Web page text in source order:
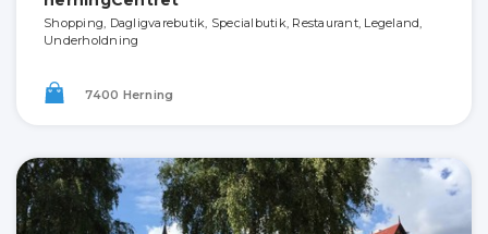
Shopping, Dagligvarebutik, Specialbutik, Restaurant, Legeland,
Underholdning
7400 Herning